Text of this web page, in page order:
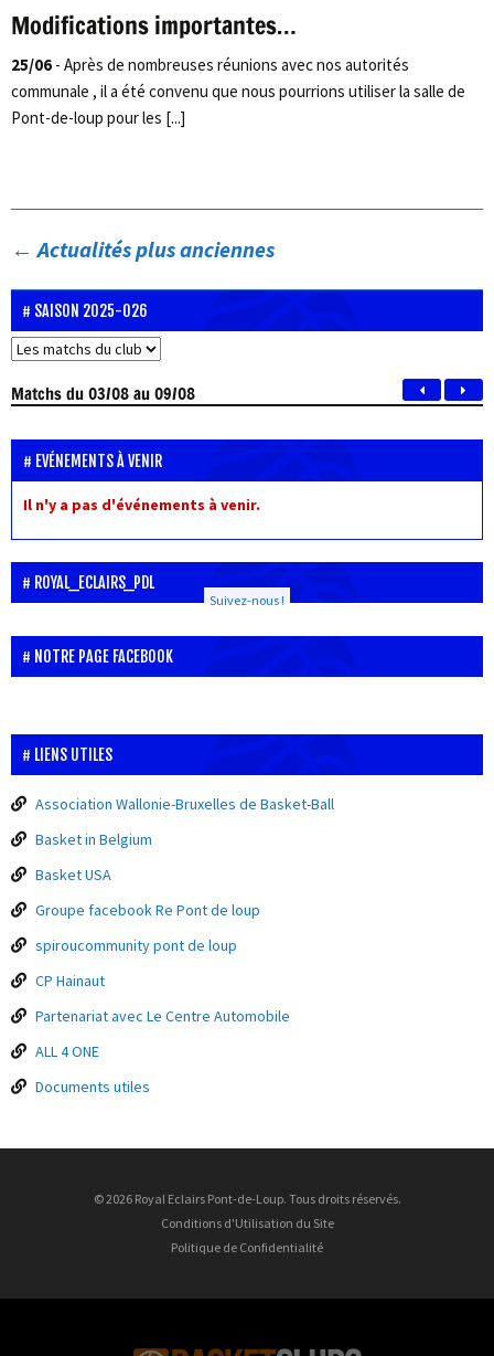
Modifications importantes…
25/06 - Après de nombreuses réunions avec nos autorités
communale , il a été convenu que nous pourrions utiliser la salle de
Pont-de-loup pour les [...]
← Actualités plus anciennes
SAISON 2025-026
Matchsdu 03/08 au 09/08
EVÉNEMENTS À VENIR
Il n'y a pas d'événements à venir.
ROYAL_ECLAIRS_PDL
Suivez-nous !
NOTRE PAGE FACEBOOK
LIENS UTILES
Association Wallonie-Bruxelles de Basket-Ball
Basket in Belgium
Basket USA
Groupe facebook Re Pont de loup
spiroucommunity pont de loup
CP Hainaut
Partenariat avec Le Centre Automobile
ALL 4 ONE
Documents utiles
© 2026 Royal Eclairs Pont-de-Loup. Tous droits réservés.
Conditions d'Utilisation du Site
Politique de Confidentialité